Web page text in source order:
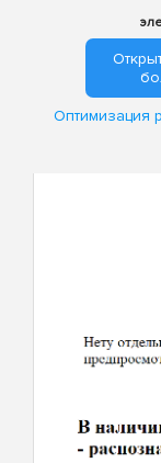
Оптимизация